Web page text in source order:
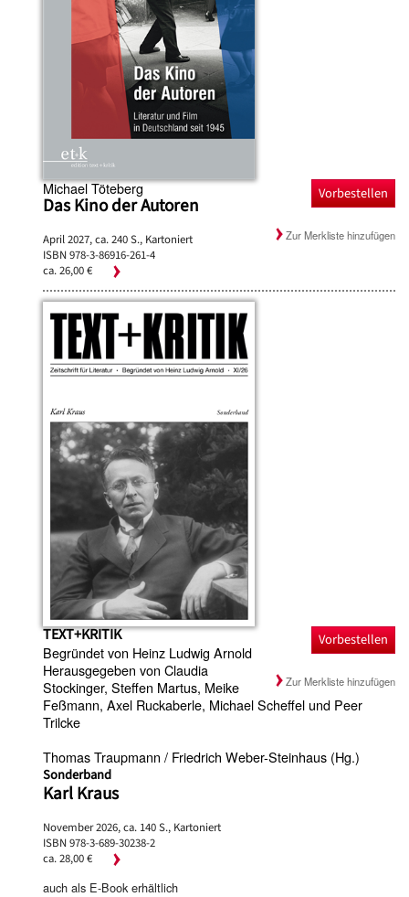
Vorbestellen
Zur Merkliste hinzufügen
Michael Töteberg
Das Kino der Autoren
April 2027, ca. 240 S., Kartoniert
ISBN 978-3-86916-261-4
ca. 26,00 €
Vorbestellen
Zur Merkliste hinzufügen
TEXT+KRITIK
Begründet von Heinz Ludwig Arnold
Herausgegeben von Claudia
Stockinger, Steffen Martus, Meike
Feßmann, Axel Ruckaberle, Michael Scheffel und Peer
Trilcke
Thomas Traupmann / Friedrich Weber-Steinhaus (Hg.)
Sonderband
Karl Kraus
November 2026, ca. 140 S., Kartoniert
ISBN 978-3-689-30238-2
ca. 28,00 €
auch als E-Book erhältlich